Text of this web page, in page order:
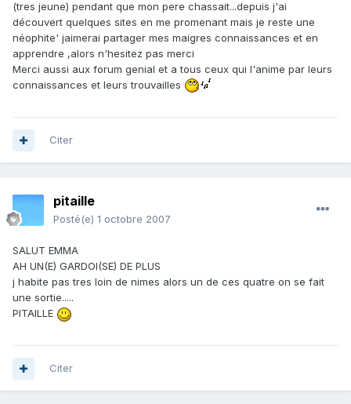
(tres jeune) pendant que mon pere chassait...depuis j'ai
découvert quelques sites en me promenant mais je reste une
néophite' jaimerai partager mes maigres connaissances et en
apprendre ,alors n'hesitez pas merci
Merci aussi aux forum genial et a tous ceux qui l'anime par leurs
connaissances et leurs trouvailles
Citer
pitaille
Posté(e) 1 octobre 2007
SALUT EMMA
AH UN(E) GARDOI(SE) DE PLUS
j habite pas tres loin de nimes alors un de ces quatre on se fait
une sortie.....
PITAILLE
Citer